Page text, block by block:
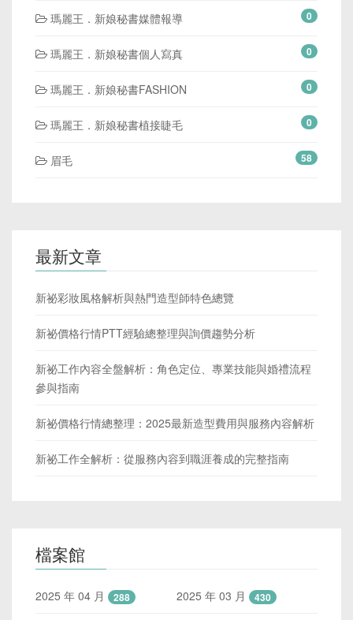
瑪麗王．新娘秘書媒體報導 0
瑪麗王．新娘秘書個人寫真 0
瑪麗王．新娘秘書FASHION 0
瑪麗王．新娘秘書植接睫毛 0
眉毛 58
最新文章
新祕彩妝風格解析與熱門造型師特色總覽
新祕價格行情PTT經驗總整理與詢價趨勢分析
新祕工作內容全盤解析：角色定位、專業技能與婚禮流程
參與指南
新祕價格行情總整理：2025最新造型費用與服務內容解析
新祕工作全解析：從服務內容到職涯養成的完整指南
檔案館
2025 年 04 月 288 2025 年 03 月 430